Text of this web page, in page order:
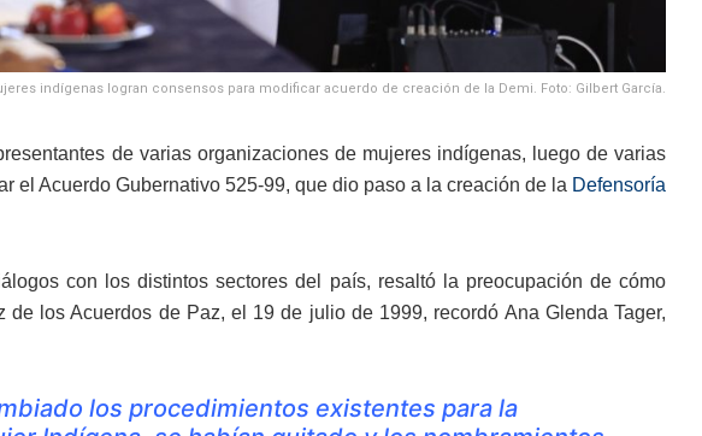
indígenas logran consensos para modificar acuerdo de creación de la Demi. Foto: Gilbert García.
de varias organizaciones de mujeres indígenas, luego de varias
el Acuerdo Gubernativo 525-99, que dio paso a la creación de la Defensoría
con los distintos sectores del país, resaltó la preocupación de cómo
los Acuerdos de Paz, el 19 de julio de 1999, recordó Ana Glenda Tager,
los procedimientos existentes para la